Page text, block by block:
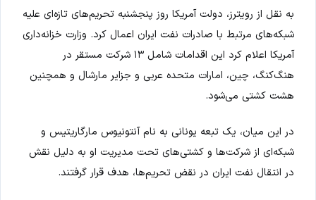
به نقل از رویترز، دولت آمریکا روز پنجشنبه تحریم‌های تازه‌ای علیه
شبکه‌های مرتبط با صادرات نفت ایران اعمال کرد. وزارت خزانه‌داری
آمریکا اعلام کرد این اقدامات شامل ۱۳ شرکت مستقر در
هنگ‌کنگ، چین، امارات متحده عربی و جزایر مارشال و همچنین
هشت کشتی می‌شود.
در این میان، یک تبعه یونانی به نام آنتونیوس مارگاریتیس و
شبکه‌ای از شرکت‌ها و کشتی‌های تحت مدیریت او به دلیل نقش
در انتقال نفت ایران در نقض تحریم‌ها، هدف قرار گرفتند.